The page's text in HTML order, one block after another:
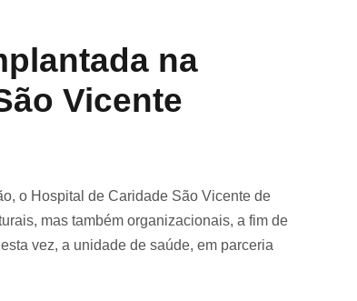
na
Vicente
o Hospital de Caridade São Vicente de
mas também organizacionais, a fim de
vez, a unidade de saúde, em parceria